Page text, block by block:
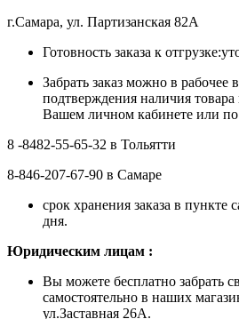
г.Самара, ул. Партизанская 82А
Готовность заказа к
Забрать заказ можно в рабочее
подтверждения наличия
Вашем личном кабинете или по
8 -8482-55-65-32 в Тольятти
8-846-207-67-90 в Самаре
срок хранения заказа в пункте
дня.
Юридическим лицам :
Вы можете бесплатно забрать
самостоятельно в наших
ул.Заставная 26А.